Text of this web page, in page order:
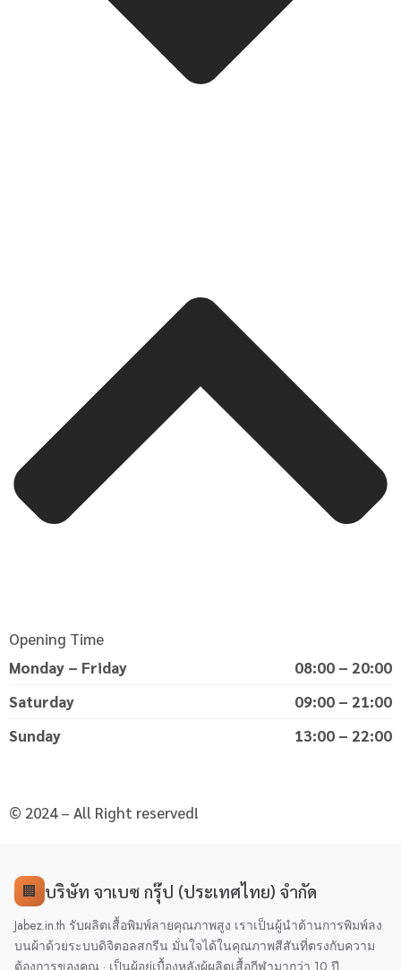
Opening Time
Monday – Friday
08:00 – 20:00
Saturday
09:00 – 21:00
Sunday
13:00 – 22:00
© 2024 – All Right reserved!
🏢 บริษัท จาเบซ กรุ๊ป (ประเทศไทย) จำกัด
Jabez.in.th รับผลิตเสื้อพิมพ์ลายคุณภาพสูง เราเป็นผู้นำด้านการพิมพ์ลง
บนผ้าด้วยระบบดิจิตอลสกรีน มั่นใจได้ในคุณภาพสีสันที่ตรงกับความ
ต้องการของคุณ · เป็นผู้อยู่เบื้องหลังผู้ผลิตเสื้อกีฬามากว่า 10 ปี